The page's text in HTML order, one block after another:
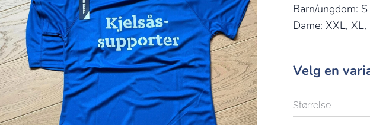
Barn/ungdom:
Dame: XXL, XL,
Velg en
Størrelse